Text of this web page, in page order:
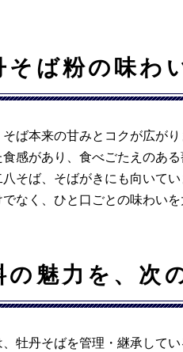
そば粉の味わ
ば本来の甘みとコクが広がり
食感があり、食べごたえのあ
そば、そばがきにも向いてい
なく、ひと口ごとの味わい
の魅力を、次
牡丹そばを管理・継承してい